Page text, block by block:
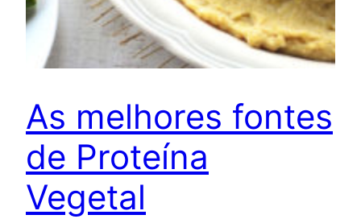
As melhores fontes
de Proteína
Vegetal